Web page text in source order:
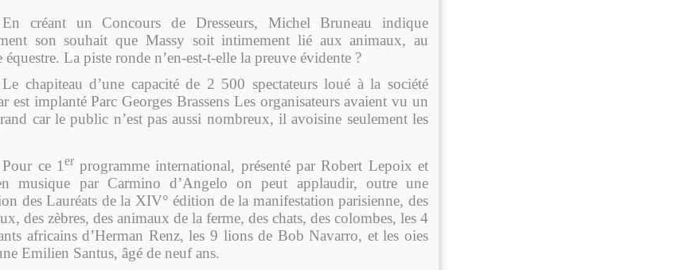
En créant un Concours de Dresseurs, Michel Bruneau indique
son souhait que Massy soit intimement lié aux animaux, au
équestre. La piste ronde n’en-est-t-elle la preuve évidente ?
Le chapiteau d’une capacité de 2 500 spectateurs loué à la société
est implanté Parc Georges Brassens Les organisateurs avaient vu un
car le public n’est pas aussi nombreux, il avoisine seulement les
Pour ce 1erprogramme international, présenté par Robert Lepoix et
musique par Carmino d’Angelo on peut applaudir, outre une
des Lauréats de la XIV° édition de la manifestation parisienne, des
des zèbres, des animaux de la ferme, des chats, des colombes, les 4
africains d’Herman Renz, les 9 lions de Bob Navarro, et les oies
Emilien Santus, âgé de neuf ans.